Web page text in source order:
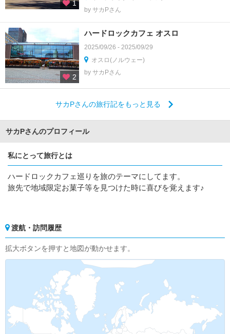
1
by サカPさん
2
ハードロックカフェ オスロ
2025/09/26 - 2025/09/29
オスロ(ノルウェー)
by サカPさん
サカPさんの旅行記をもっと見る
サカPさんのプロフィール
私にとって旅行とは
ハードロックカフェ巡りを旅のテーマにしてます。
旅先で地域限定お菓子等を見つけた時に喜びを覚えます♪
渡航・訪問履歴
拡大ボタンを押すと地図が動かせます。